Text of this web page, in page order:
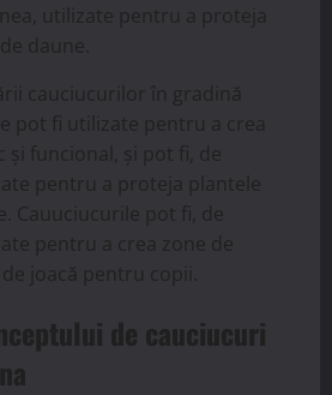
utilizate pentru a proteja
daune.
cauciucurilor în gradină
pot fi utilizate pentru a crea
și funcional, și pot fi, de
pentru a proteja plantele
Cauuciucurile pot fi, de
pentru a crea zone de
joacă pentru copii.
de cauciucuri